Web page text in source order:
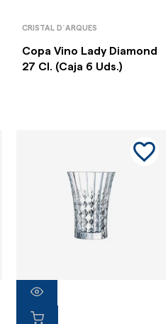
CRISTAL D´ARQUES
Copa Vino Lady Diamond
27 Cl. (Caja 6 Uds.)
favorite_border
favorite_border